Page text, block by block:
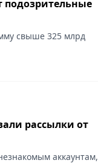
подозрительные
свыше 325 млрд
рассылки от
аккаунтам,